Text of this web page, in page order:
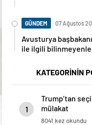
GÜNDEM 07 Ağustos
Avusturya
ile ilgili
KATEGORİNİN
1
Trump’tan
mülakat
8041 kez okundu